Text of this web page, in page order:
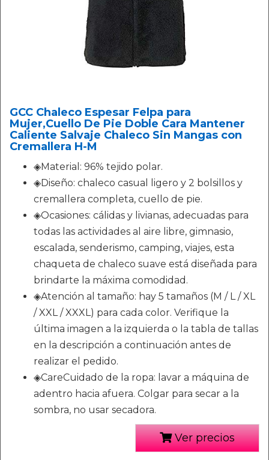
GCC Chaleco Espesar Felpa para
Mujer,Cuello De Pie Doble Cara Mantener
Caliente Salvaje Chaleco Sin Mangas con
Cremallera H-M
◈Material: 96% tejido polar.
◈Diseño: chaleco casual ligero y 2 bolsillos y
cremallera completa, cuello de pie.
◈Ocasiones: cálidas y livianas, adecuadas para
todas las actividades al aire libre, gimnasio,
escalada, senderismo, camping, viajes, esta
chaqueta de chaleco suave está diseñada para
brindarte la máxima comodidad.
◈Atención al tamaño: hay 5 tamaños (M / L / XL
/ XXL / XXXL) para cada color. Verifique la
última imagen a la izquierda o la tabla de tallas
en la descripción a continuación antes de
realizar el pedido.
◈CareCuidado de la ropa: lavar a máquina de
adentro hacia afuera. Colgar para secar a la
sombra, no usar secadora.
Ver precios